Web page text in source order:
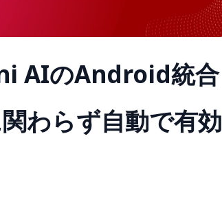
AIのAndroid統合
わらず自動で有効